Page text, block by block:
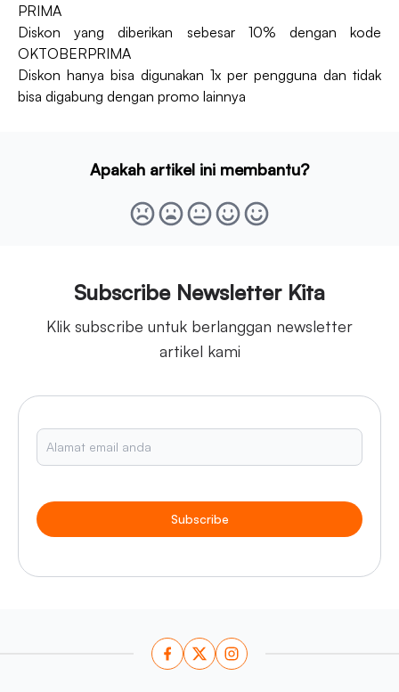
PRIMA
Diskon yang diberikan sebesar 10% dengan kode
OKTOBERPRIMA
Diskon hanya bisa digunakan 1x per pengguna dan tidak
bisa digabung dengan promo lainnya
Apakah artikel ini membantu?
Subscribe Newsletter Kita
Klik subscribe untuk berlanggan newsletter
artikel kami
Subscribe